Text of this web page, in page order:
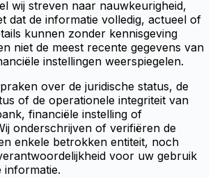
wij streven naar nauwkeurigheid,
dat de informatie volledig, actueel of
kunnen zonder kennisgeving
niet de meest recente gegevens van
instellingen weerspiegelen.
over de juridische status, de
of de operationele integriteit van
financiële instelling of
onderschrijven of verifiëren de
enkele betrokken entiteit, noch
voor uw gebruik
informatie.